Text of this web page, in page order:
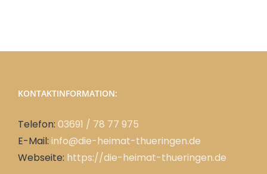
KONTAKTINFORMATION:
Telefon: 03691 / 78 77 975
E-Mail: info@die-heimat-thueringen.de
Webseite: https://die-heimat-thueringen.de